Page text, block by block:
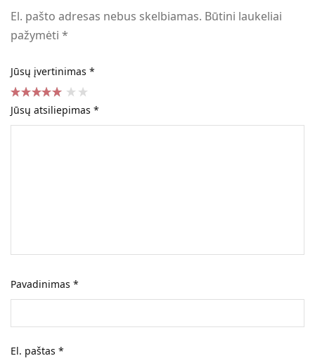
El. pašto adresas nebus skelbiamas. Būtini laukeliai
pažymėti*
Jūsų įvertinimas *
Jūsų atsiliepimas*
Pavadinimas*
El. paštas*